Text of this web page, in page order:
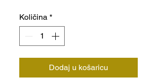
Količina *
Dodaj u košaricu